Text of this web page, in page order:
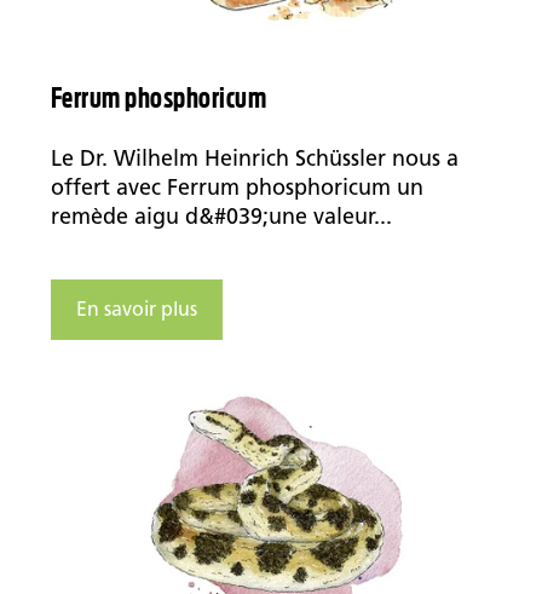
Ferrum phosphoricum
Le Dr. Wilhelm Heinrich Schüssler nous a
offert avec Ferrum phosphoricum un
remède aigu d&#039;une valeur...
En savoir plus